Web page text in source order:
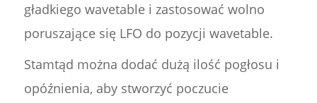
gładkiego wavetable i zastosować wolno
poruszające się LFO do pozycji wavetable.
Stamtąd można dodać dużą ilość pogłosu i
opóźnienia, aby stworzyć poczucie